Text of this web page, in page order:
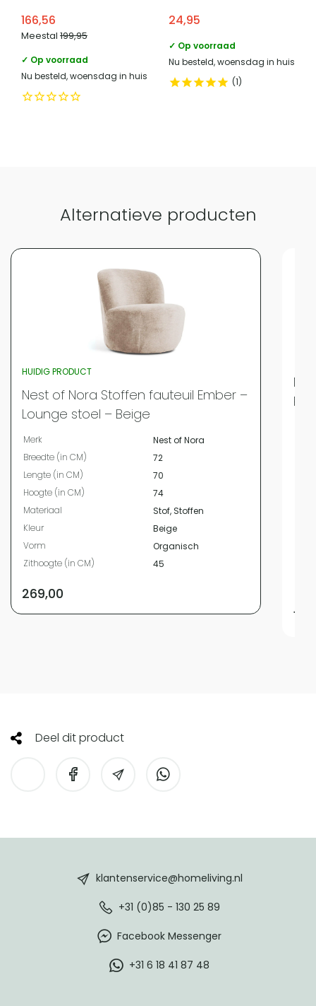
Vergelijk met alternatieven
Zwart
166,56
Meestal 199,95
✓ Op voorraad
Nu besteld, woensdag in huis
24,95
✓ Op voorraad
Nu besteld, woensdag in huis
1
Alternatieve producten
HUIDIG PRODUCT
Nest of Nora Stoffen fauteuil Ember –
Lounge stoel – Beige
Merk
Nest of Nora
Breedte (in CM)
72
Lengte (in CM)
70
Hoogte (in CM)
74
Materiaal
Stof, Stoffen
Kleur
Beige
Vorm
Organisch
Zithoogte (in CM)
45
269,00
Deel dit product
klantenservice@homeliving.nl
+31 (0)85 - 130 25 89
Facebook Messenger
+31 6 18 41 87 48